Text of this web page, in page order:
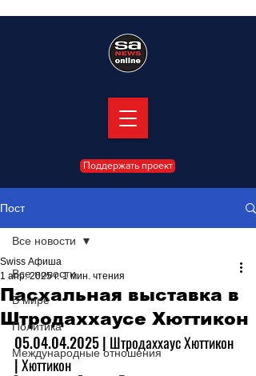
Поддержать проект
Пост
Все новости
В мире
Политика
Международные отношения
Все новости
Пасхальная выставка в
Штродаххаусе Хюттикон
Swiss Афиша
1 апр. 2025 г. 1 мин. чтения
05.04.04.2025 | Штродаххаус Хюттикон
| Хюттикон